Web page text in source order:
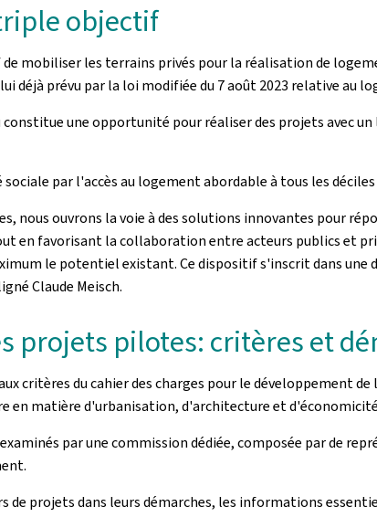
objectif
mobiliser les terrains privés pour la réalisation de
déjà prévu par la loi modifiée du 7 août 2023 relative au
constitue une opportunité pour réaliser des projets avec
par l'accès au logement abordable à tous les
nous ouvrons la voie à des solutions innovantes pour
en favorisant la collaboration entre acteurs publics et
le potentiel existant. Ce dispositif s'inscrit dans
Claude Meisch.
projets pilotes: critères et
critères du cahier des charges pour le développement
en matière d'urbanisation, d'architecture et
par une commission dédiée, composée par de
de projets dans leurs démarches, les informations